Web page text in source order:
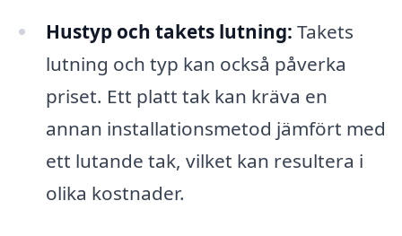
Hustyp och takets lutning: Takets
lutning och typ kan också påverka
priset. Ett platt tak kan kräva en
annan installationsmetod jämfört med
ett lutande tak, vilket kan resultera i
olika kostnader.